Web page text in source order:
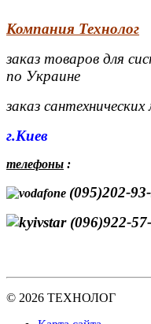
Компания Технолог
заказ товаров для
по Украине
заказ
г.Киев
телефоны :
(095)202-
(096)922-
© 2026 ТЕХНОЛОГ